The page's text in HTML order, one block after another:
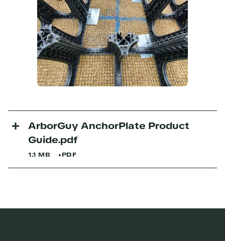
ArborGuy AnchorPlate Product
Guide.pdf
1.1 MB PDF